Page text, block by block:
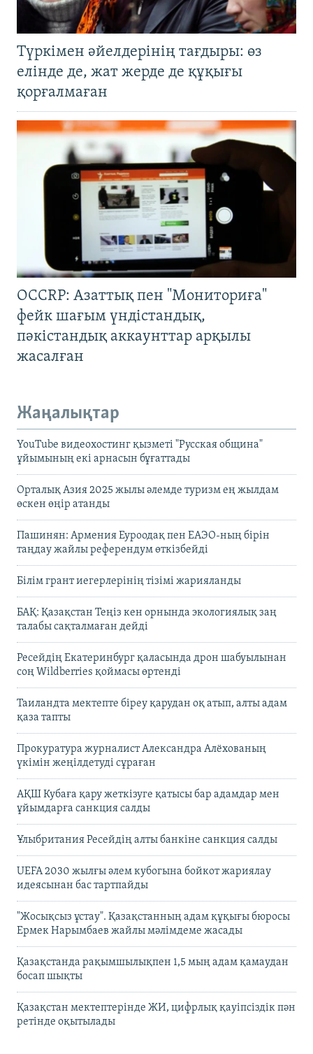
Түркімен әйелдерінің тағдыры: өз
елінде де, жат жерде де құқығы
қорғалмаған
OCCRP: Азаттық пен "Мониториға"
фейк шағым үндістандық,
пәкістандық аккаунттар арқылы
жасалған
Жаңалықтар
YouTube видеохостинг қызметі "Русская община"
ұйымының екі арнасын бұғаттады
Орталық Азия 2025 жылы әлемде туризм ең жылдам
өскен өңір атанды
Пашинян: Армения Еуроодақ пен ЕАЭО-ның бірін
таңдау жайлы референдум өткізбейді
Білім грант иегерлерінің тізімі жарияланды
БАҚ: Қазақстан Теңіз кен орнында экологиялық заң
талабы сақталмаған дейді
Ресейдің Екатеринбург қаласында дрон шабуылынан
соң Wildberries қоймасы өртенді
Таиландта мектепте біреу қарудан оқ атып, алты адам
қаза тапты
Прокуратура журналист Александра Алёхованың
үкімін жеңілдетуді сұраған
АҚШ Кубаға қару жеткізуге қатысы бар адамдар мен
ұйымдарға санкция салды
Ұлыбритания Ресейдің алты банкіне санкция салды
UEFA 2030 жылғы әлем кубогына бойкот жариялау
идеясынан бас тартпайды
"Жосықсыз ұстау". Қазақстанның адам құқығы бюросы
Ермек Нарымбаев жайлы мәлімдеме жасады
Қазақстанда рақымшылықпен 1,5 мың адам қамаудан
босап шықты
Қазақстан мектептерінде ЖИ, цифрлық қауіпсіздік пән
ретінде оқытылады